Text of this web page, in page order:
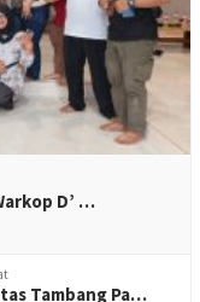
D’ …
Tambang Pa…